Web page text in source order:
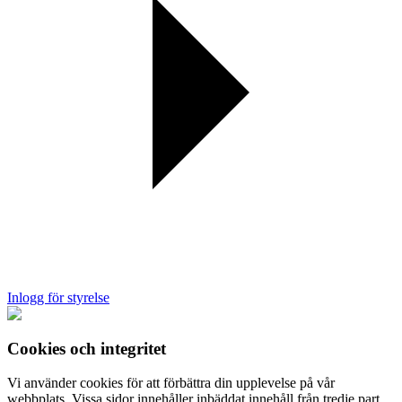
Inlogg för styrelse
Cookies och integritet
Vi använder cookies för att förbättra din upplevelse på vår